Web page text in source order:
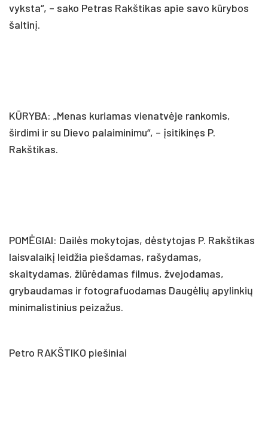
vyksta“, – sako Petras Rakštikas apie savo kūrybos
šaltinį.
KŪRYBA: „Menas kuriamas vienatvėje rankomis,
širdimi ir su Dievo palaiminimu“, – įsitikinęs P.
Rakštikas.
POMĖGIAI: Dailės mokytojas, dėstytojas P. Rakštikas
laisvalaikį leidžia piešdamas, rašydamas,
skaitydamas, žiūrėdamas filmus, žvejodamas,
grybaudamas ir fotografuodamas Daugėlių apylinkių
minimalistinius peizažus.
Petro RAKŠTIKO piešiniai